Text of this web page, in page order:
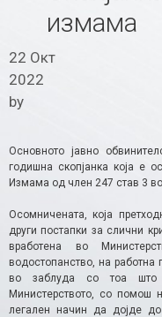
измама
22 Окт
2022
by
Основното јавно
годишна скопјанка која е
Измама од член 247 став 3
Осомничената, која
други постапки за слични
вработена во
водостопанство, на работна
во заблуда со тоа што
Министерството, со помош
легален начин да дојде